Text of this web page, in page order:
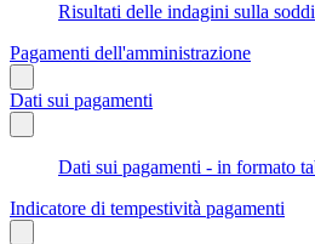
Risultati delle indagini sulla
Pagamenti dell'amministrazione
Dati sui pagamenti
Dati sui pagamenti - in formato
Indicatore di tempestività pagamenti